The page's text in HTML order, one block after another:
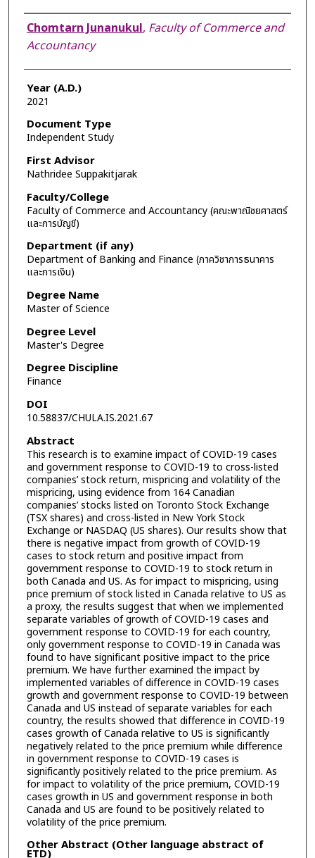
Author
Chomtarn Junanukul, Faculty of Commerce and
Accountancy
Year (A.D.)
2021
Document Type
Independent Study
First Advisor
Nathridee Suppakitjarak
Faculty/College
Faculty of Commerce and Accountancy (คณะพาณิชยศาสตร์
และการบัญชี)
Department (if any)
Department of Banking and Finance (ภาควิชาการธนาคาร
และการเงิน)
Degree Name
Master of Science
Degree Level
Master's Degree
Degree Discipline
Finance
DOI
10.58837/CHULA.IS.2021.67
Abstract
This research is to examine impact of COVID-19 cases
and government response to COVID-19 to cross-listed
companies’ stock return, mispricing and volatility of the
mispricing, using evidence from 164 Canadian
companies’ stocks listed on Toronto Stock Exchange
(TSX shares) and cross-listed in New York Stock
Exchange or NASDAQ (US shares). Our results show that
there is negative impact from growth of COVID-19
cases to stock return and positive impact from
government response to COVID-19 to stock return in
both Canada and US. As for impact to mispricing, using
price premium of stock listed in Canada relative to US as
a proxy, the results suggest that when we implemented
separate variables of growth of COVID-19 cases and
government response to COVID-19 for each country,
only government response to COVID-19 in Canada was
found to have significant positive impact to the price
premium. We have further examined the impact by
implemented variables of difference in COVID-19 cases
growth and government response to COVID-19 between
Canada and US instead of separate variables for each
country, the results showed that difference in COVID-19
cases growth of Canada relative to US is significantly
negatively related to the price premium while difference
in government response to COVID-19 cases is
significantly positively related to the price premium. As
for impact to volatility of the price premium, COVID-19
cases growth in US and government response in both
Canada and US are found to be positively related to
volatility of the price premium.
Other Abstract (Other language abstract of
ETD)